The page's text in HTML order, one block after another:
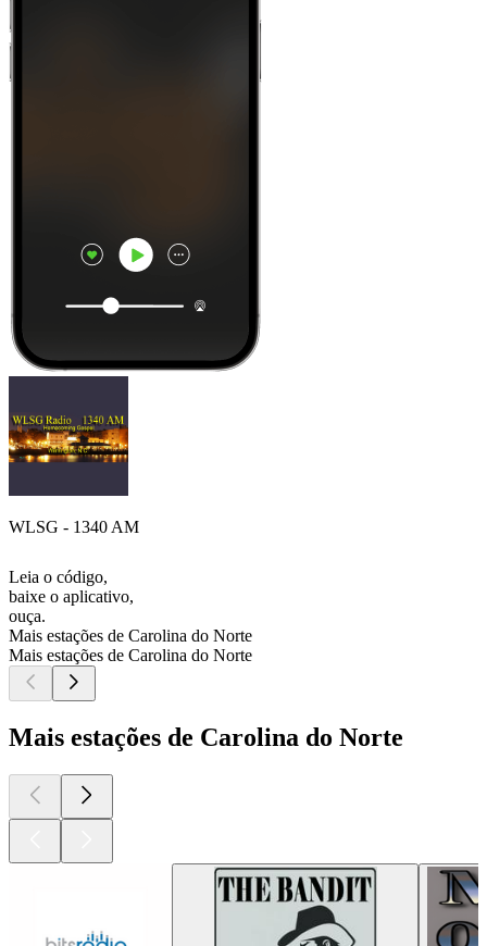
WLSG - 1340 AM
Leia o código,
baixe o aplicativo,
ouça.
Mais estações de Carolina do Norte
Mais estações de Carolina do Norte
Mais estações de Carolina do Norte